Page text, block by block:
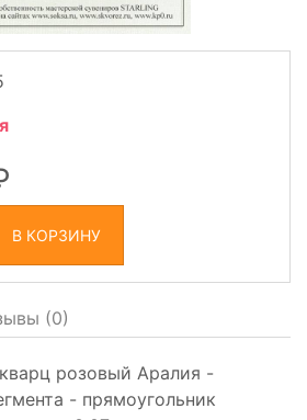
В КОРЗИНУ
(0)
розовый Аралия -
- прямоугольник